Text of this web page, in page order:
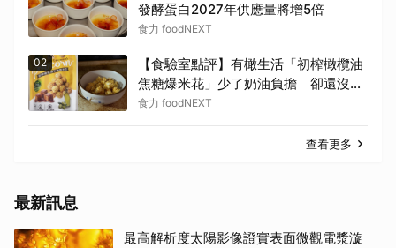
發酵蛋白2027年供應量將增5倍
食力 foodNEXT
02
【食驗室點評】有橄生活「初榨橄欖油
焦糖爆米花」少了奶油負擔 卻還沒建
立足夠差異化
食力 foodNEXT
查看更多
最新訊息
最高解析度太陽影像證實表面微觀電漿漩